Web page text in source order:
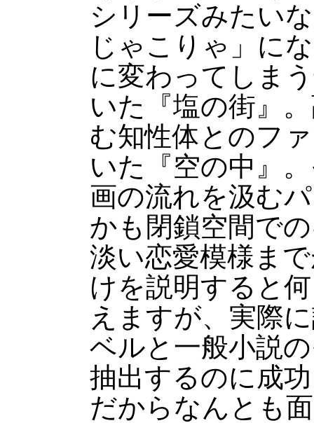
シリーズみたい
じゃこりゃ」に
に変わってしま
いた『塩の街』
む知性体とのフ
いた『空の中』
画の流れを汲む
かも閉鎖空間で
淡い恋愛模様ま
けを説明すると
えますが、実際
ベルと一般小説
抽出するのに成
だからなんとも